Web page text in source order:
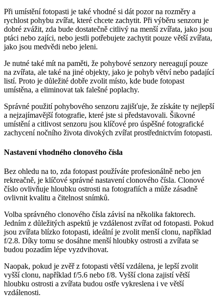
Při umístění fotopasti je také vhodné si dát pozor na rozměry a
rychlost pohybu zvířat, které chcete zachytit. Při výběru senzoru je
dobré zvážit, zda bude dostatečně citlivý na menší zvířata, jako jsou
ptáci nebo zajíci, nebo jestli potřebujete zachytit pouze větší zvířata,
jako jsou medvědi nebo jeleni.
Je nutné také mít na paměti, že pohybové senzory nereagují pouze
na zvířata, ale také na jiné objekty, jako je pohyb větví nebo padající
listí. Proto je důležité dobře zvolit místo, kde bude fotopast
umístěna, a eliminovat tak falešné poplachy.
Správné použití pohybového senzoru zajišťuje, že získáte ty nejlepší
a nejzajímavější fotografie, které jste si představovali. Šikovné
umístění a citlivost senzoru jsou klíčové pro úspěšné fotografické
zachycení nočního života divokých zvířat prostřednictvím fotopasti.
Nastavení vhodného clonového čísla
Bez ohledu na to, zda fotopast používáte profesionálně nebo jen
rekreačně, je klíčové správné nastavení clonového čísla. Clonové
číslo ovlivňuje hloubku ostrosti na fotografiích a může zásadně
ovlivnit kvalitu a čitelnost snímků.
Volba správného clonového čísla závisí na několika faktorech.
Jedním z důležitých aspektů je vzdálenost zvířat od fotopasti. Pokud
jsou zvířata blízko fotopasti, ideální je zvolit menší clonu, například
f/2.8. Díky tomu se dosáhne menší hloubky ostrosti a zvířata se
budou pozadím lépe vyzdvihovat.
Naopak, pokud je zvěř z fotopasti větší vzdálena, je lepší zvolit
vyšší clonu, například f/5.6 nebo f/8. Vyšší clona zajistí větší
hloubku ostrosti a zvířata budou ostře vykreslena i ve větší
vzdálenosti.